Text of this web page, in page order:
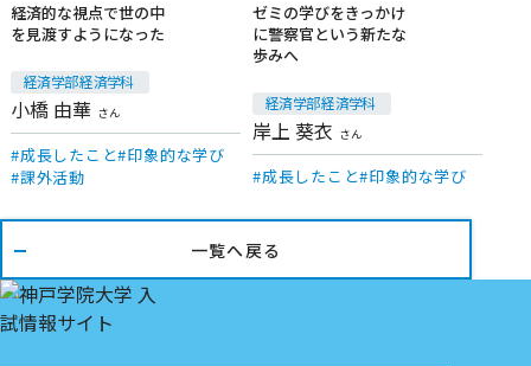
在学生
経済的な視点で世の中
を見渡すようになった
経済学部 経済学科
小橋 由華 さん
成長したこと 印象的な学び
課外活動
在学生
ゼミの学びをきっかけ
に警察官という新たな
歩みへ
経済学部 経済学科
岸上 葵衣 さん
成長したこと 印象的な学び
一覧へ戻る